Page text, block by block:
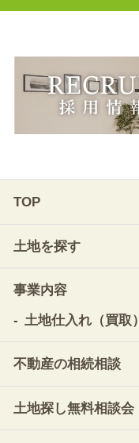
TOP
土地を探す
事業内容
土地仕入れ（買取）
不動産の相続相談
土地探し無料相談会